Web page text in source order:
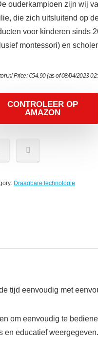
ouderkampioen zijn wij
die zich uitsluitend op
voor kinderen sinds
montessori) en
Price:€54.90(as of 08/04/2023
CONTROLEER OP
AMAZON
Draagbare technologie
tijd eenvoudig met
om eenvoudig te
educatief